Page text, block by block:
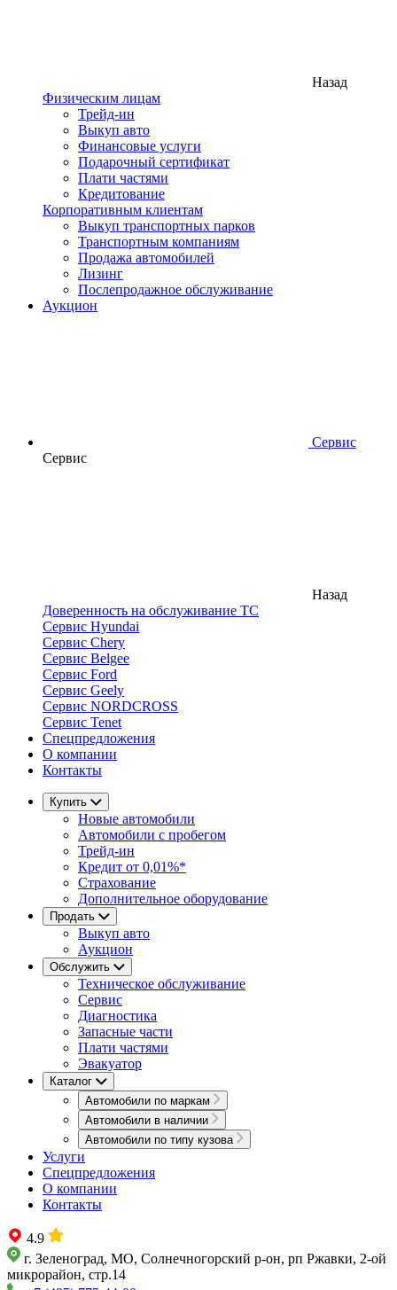
Назад
Физическим лицам
Трейд-ин
Выкуп авто
Финансовые услуги
Подарочный сертификат
Плати частями
Кредитование
Корпоративным клиентам
Выкуп транспортных парков
Транспортным компаниям
Продажа автомобилей
Лизинг
Послепродажное обслуживание
Аукцион
Сервис
Сервис
Назад
Доверенность на обслуживание ТС
Сервис Hyundai
Сервис Chery
Сервис Belgee
Сервис Ford
Сервис Geely
Сервис NORDCROSS
Сервис Tenet
Спецпредложения
О компании
Контакты
Купить
Новые автомобили
Автомобили с пробегом
Трейд-ин
Кредит от 0,01%*
Страхование
Дополнительное оборудование
Продать
Выкуп авто
Аукцион
Обслужить
Техническое обслуживание
Сервис
Диагностика
Запасные части
Плати частями
Эвакуатор
Каталог
Автомобили по маркам
Автомобили в наличии
Автомобили по типу кузова
Услуги
Спецпредложения
О компании
Контакты
4.9
г. Зеленоград, МО, Солнечногорский р-он, рп Ржавки, 2-ой
микрорайон, стр.14